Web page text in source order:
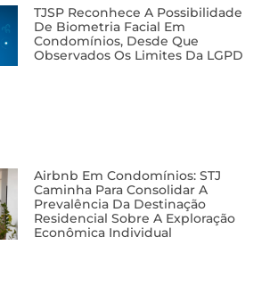
TJSP Reconhece A Possibilidade
De Biometria Facial Em
Condomínios, Desde Que
Observados Os Limites Da LGPD
Airbnb Em Condomínios: STJ
Caminha Para Consolidar A
Prevalência Da Destinação
Residencial Sobre A Exploração
Econômica Individual